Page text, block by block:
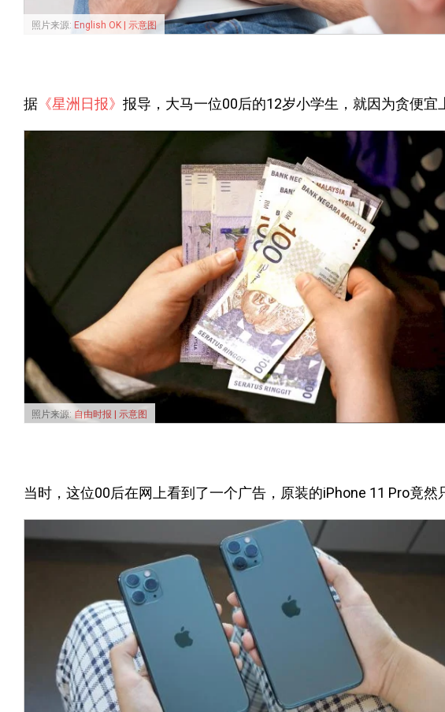
照片来源: English OK | 示意图
据 《星洲日报》 报导，大马一位00后的12岁小学生，就因为贪便宜
照片来源: 自由时报 | 示意图
当时，这位00后在网上看到了一个广告，原装的iPhone 11 Pro竟然